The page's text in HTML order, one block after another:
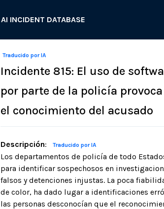
AI INCIDENT DATABASE
Traducido por IA
Incidente 815: El uso de
por parte de la policía
el conocimiento del acusado
Descripción: Traducido por IA
Los departamentos de policía de todo
para identificar sospechosos en
falsos y detenciones injustas. La poca
de color, ha dado lugar a identificaciones
las personas desconocían que el